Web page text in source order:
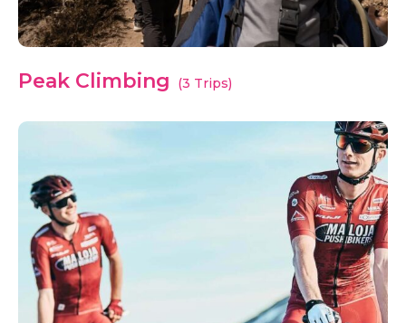
Peak Climbing (3 Trips)